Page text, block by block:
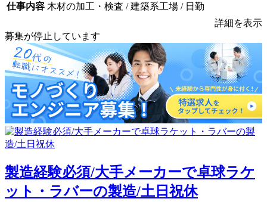
仕事内容 木材の加工・検査 / 建築系工場 / 日勤
詳細を表示
募集が停止しています
製造経験必須/大手メーカーで卓球ラケ
ット・ラバーの製造/土日祝休